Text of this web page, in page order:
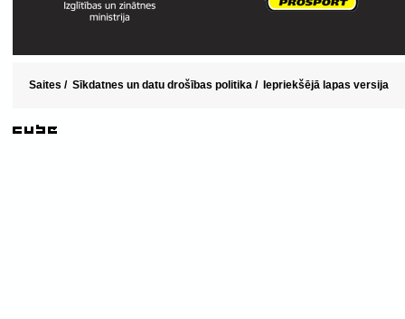
Saites / Sīkdatnes un datu drošības politika / Iepriekšējā lapas versija